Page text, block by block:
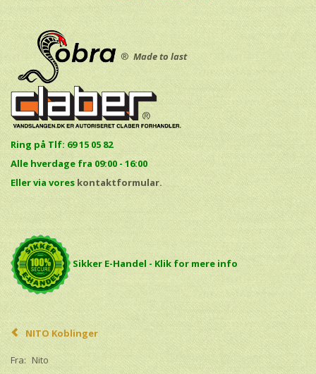
® Made to last
Ring på Tlf: 69 15 05 82
Alle hverdage fra 09:00 - 16:00
Eller via vores kontaktformular.
Sikker E-Handel - Klik for mere info
NITO Koblinger
Fra: Nito